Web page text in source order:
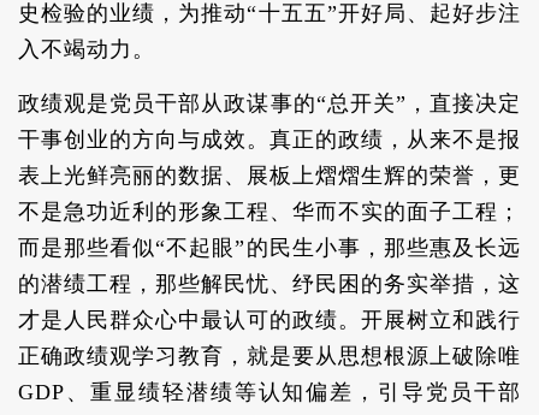
史检验的业绩，为推动“十五五”开好局、起好步注
入不竭动力。
政绩观是党员干部从政谋事的“总开关”，直接决定
干事创业的方向与成效。真正的政绩，从来不是报
表上光鲜亮丽的数据、展板上熠熠生辉的荣誉，更
不是急功近利的形象工程、华而不实的面子工程；
而是那些看似“不起眼”的民生小事，那些惠及长远
的潜绩工程，那些解民忧、纾民困的务实举措，这
才是人民群众心中最认可的政绩。开展树立和践行
正确政绩观学习教育，就是要从思想根源上破除唯
GDP、重显绩轻潜绩等认知偏差，引导党员干部